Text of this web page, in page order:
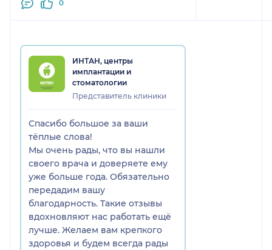
0
ИНТАН, центры
имплантации и
стоматологии
Представитель клиники
Спасибо большое за ваши
тёплые слова!
Мы очень рады, что вы нашли
своего врача и доверяете ему
уже больше года. Обязательно
передадим вашу
благодарность. Такие отзывы
вдохновляют нас работать ещё
лучше. Желаем вам крепкого
здоровья и будем всегда рады